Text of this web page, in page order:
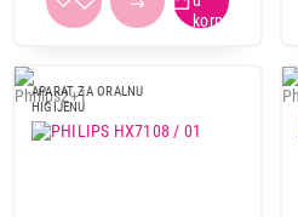
APARAT ZA ORALNU
HIGIJENU